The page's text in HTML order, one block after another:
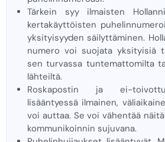
Tärkein syy ilmaisten
kertakäyttöisten
yksityisyyden säilyttäminen.
numero voi suojata yksityisiä
sen turvassa tuntemattomilta
lähteiltä.
Roskapostin ja ei-
lisääntyessä ilmainen,
voi auttaa. Se voi vähentää
kommunikoinnin sujuvana.